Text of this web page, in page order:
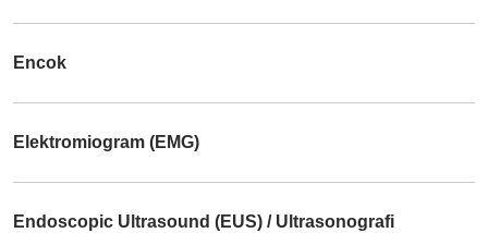
Encok
Elektromiogram (EMG)
Endoscopic Ultrasound (EUS) / Ultrasonografi